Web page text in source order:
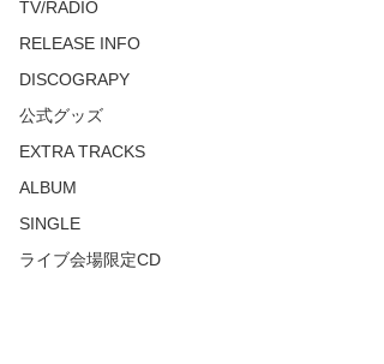
TV/RADIO
RELEASE INFO
DISCOGRAPY
公式グッズ
EXTRA TRACKS
ALBUM
SINGLE
ライブ会場限定CD